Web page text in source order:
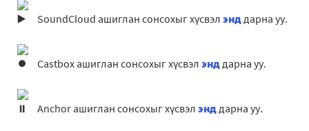
SoundCloud ашиглан сонсохыг хүсвэл энддарна уу.
Castbox ашиглан сонсохыг хүсвэл энддарна уу.
Anchor ашиглан сонсохыг хүсвэл энддарна уу.